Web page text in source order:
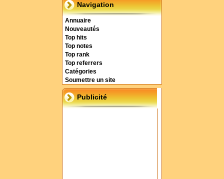
Navigation
Annuaire
Nouveautés
Top hits
Top notes
Top rank
Top referrers
Catégories
Soumettre un site
Publicité